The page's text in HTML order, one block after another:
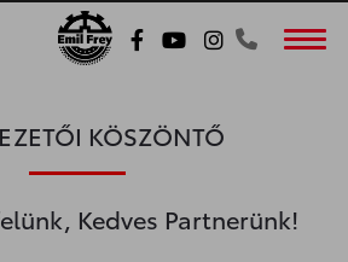
KÖSZÖNTŐ
Kedves Partnerünk!